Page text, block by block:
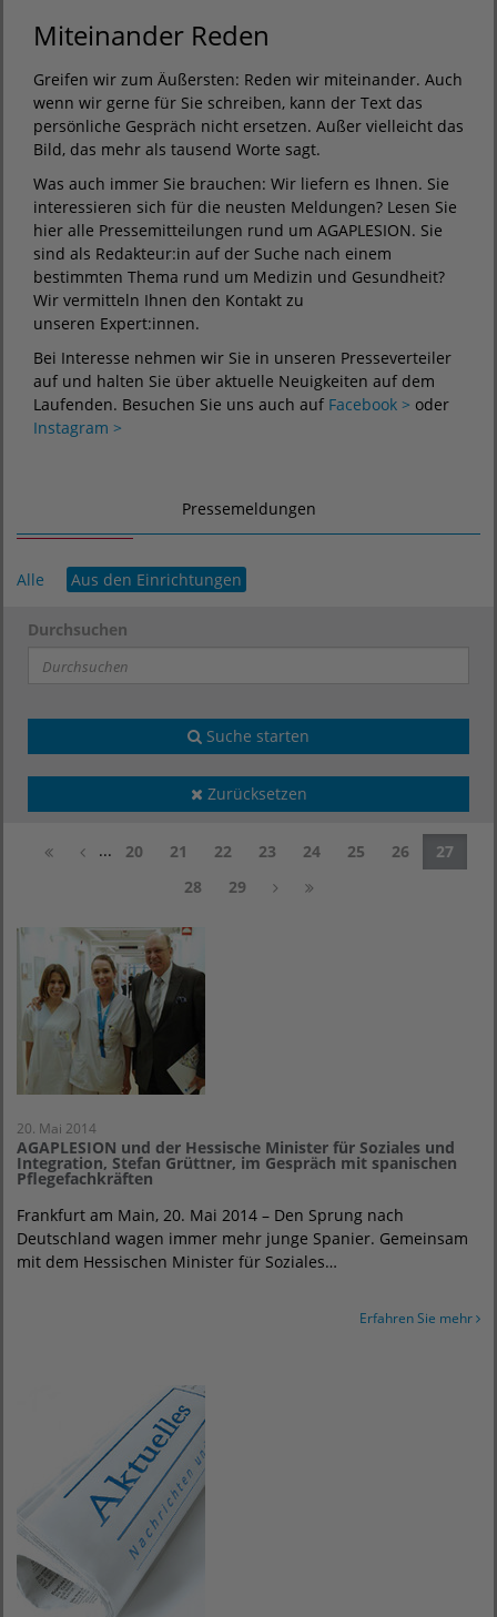
Miteinander Reden
Greifen wir zum Äußersten: Reden wir miteinander. Auch
wenn wir gerne für Sie schreiben, kann der Text das
persönliche Gespräch nicht ersetzen. Außer vielleicht das
Bild, das mehr als tausend Worte sagt.
Was auch immer Sie brauchen: Wir liefern es Ihnen. Sie
interessieren sich für die neusten Meldungen? Lesen Sie
hier alle Pressemitteilungen rund um AGAPLESION. Sie
sind als Redakteur:in auf der Suche nach einem
bestimmten Thema rund um Medizin und Gesundheit?
Wir vermitteln Ihnen den Kontakt zu
unseren Expert:innen.
Bei Interesse nehmen wir Sie in unseren Presseverteiler
auf und halten Sie über aktuelle Neuigkeiten auf dem
Laufenden. Besuchen Sie uns auch auf Facebook > oder
Instagram >
Pressemeldungen
Alle Aus den Einrichtungen
Durchsuchen
Suche starten
Zurücksetzen
... 20 21 22 23 24 25 26
27
28
29
20. Mai 2014
AGAPLESION und der Hessische Minister für Soziales und
Integration, Stefan Grüttner, im Gespräch mit spanischen
Pflegefachkräften
Frankfurt am Main, 20. Mai 2014 – Den Sprung nach
Deutschland wagen immer mehr junge Spanier. Gemeinsam
mit dem Hessischen Minister für Soziales…
Erfahren Sie mehr